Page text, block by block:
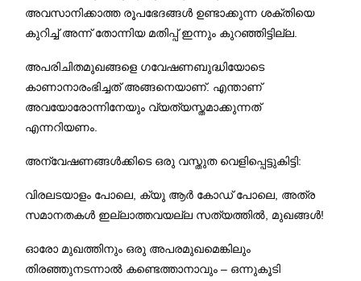
അവസാനിക്കാത്ത രൂപഭേദങ്ങള്‍ ഉണ്ടാക്കുന്ന ശക്തിയെ
കുറിച്ച് അന്ന് തോന്നിയ മതിപ്പ് ഇന്നും കുറഞ്ഞിട്ടില്ല.
അപരിചിതമുഖങ്ങളെ ഗവേഷണബുദ്ധിയോടെ
കാണാനാരംഭിച്ചത് അങ്ങനെയാണ്. എന്താണ്
അവയോരോന്നിനേയും വ്യത്യസ്തമാക്കുന്നത്
എന്നറിയണം.
അന്വേഷണങ്ങള്‍ക്കിടെ ഒരു വസ്തുത വെളിപ്പെട്ടുകിട്ടി:
വിരലടയാളം പോലെ, ക്യു ആര്‍ കോഡ് പോലെ, അത്ര
സമാനതകള്‍ ഇല്ലാത്തവയല്ല സത്യത്തില്‍, മുഖങ്ങള്‍!
ഓരോ മുഖത്തിനും ഒരു അപരമുഖമെങ്കിലും
തിരഞ്ഞുനടന്നാല്‍ കണ്ടെത്താനാവും – ഒന്നുകൂടി